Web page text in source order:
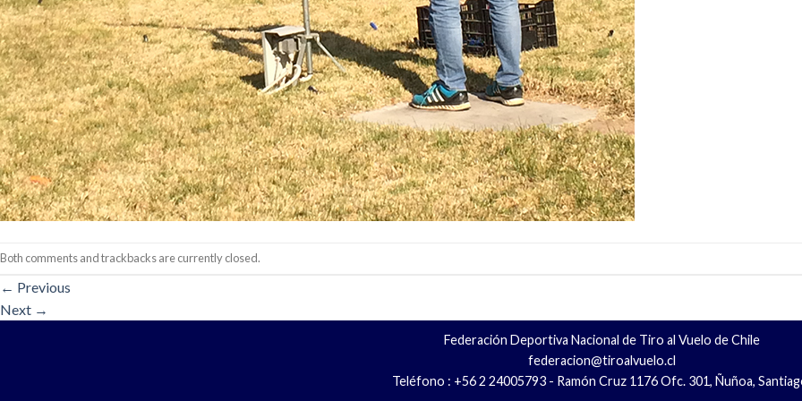
Both comments and trackbacks are currently closed.
← Previous
Next →
Federación Deportiva Nacional de Tiro al Vuelo de Chile
federacion@tiroalvuelo.cl
Teléfono : +56 2 24005793 - Ramón Cruz 1176 Ofc. 301, Ñuñoa,